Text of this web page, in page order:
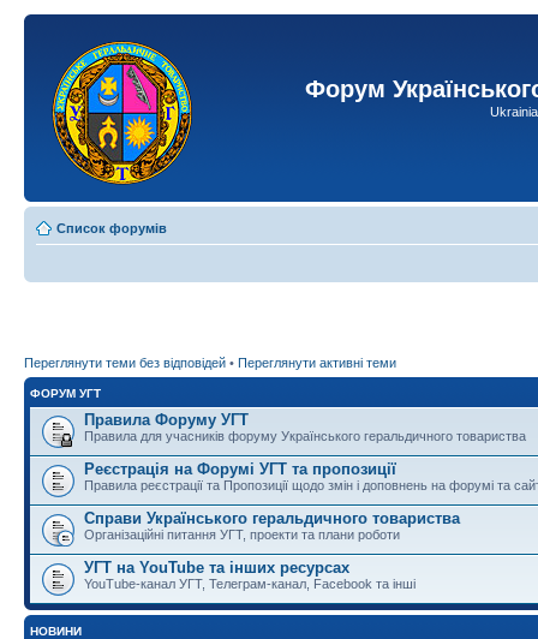
Форум
Список форумів
Переглянути теми без відповідей • Переглянути активні теми
ФОРУМ УГТ
Правила Форуму УГТ
Правила для учасників форуму Українського геральдичного товариства
Реєстрація на Форумі УГТ та пропозиції
Правила реєстрації та Пропозиції щодо змін і доповнень на форумі та
Справи Українського геральдичного товариства
Організаційні питання УГТ, проекти та плани роботи
УГТ на YouTube та інших ресурсах
YouTube-канал УГТ, Телеграм-канал, Facebook та інші
НОВИНИ